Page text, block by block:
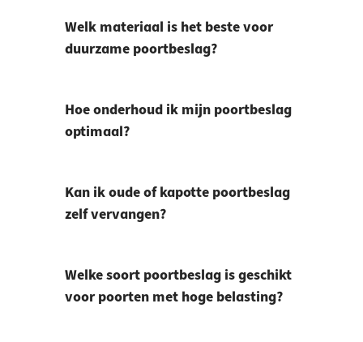
Welk materiaal is het beste voor
duurzame poortbeslag?
Hoe onderhoud ik mijn poortbeslag
optimaal?
Kan ik oude of kapotte poortbeslag
zelf vervangen?
Welke soort poortbeslag is geschikt
voor poorten met hoge belasting?